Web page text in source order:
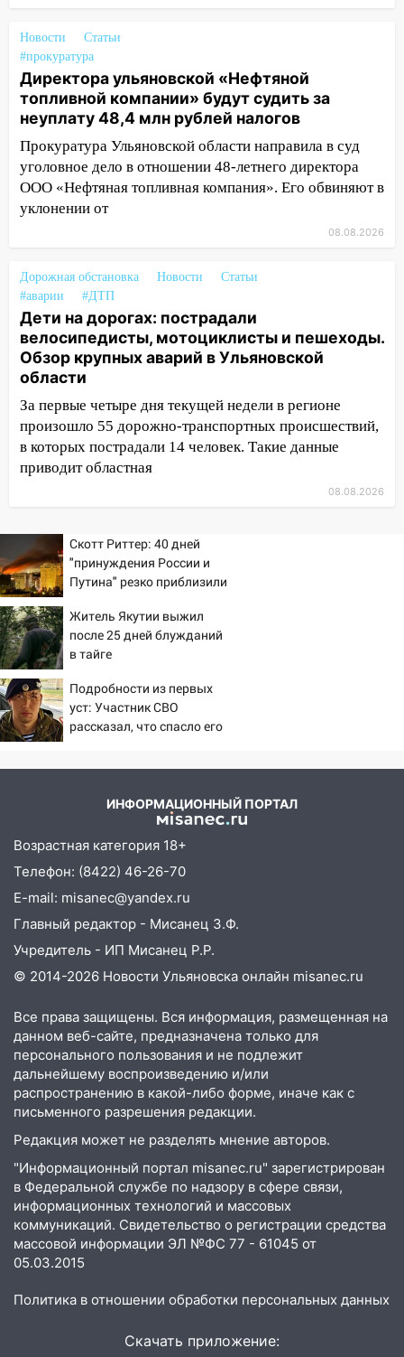
шестилетнего ребёнка на улице
Федерации: возбуждено уголовное дело
11:16 В Ульяновске ищут 37-летнего
мужчину, пропавшего ещё 19 июля
10:30
От мотофристайла до прогулки с
хаски: куда сходить в Ульяновской
области 8–9 августа
10:11 Директора ульяновской
«Нефтяной топливной компании» будут
налогов
09:28
Дети на дорогах: пострадали
велосипедисты, мотоциклисты и
пешеходы. Обзор крупных аварий в
Ульяновской области
Поджог со свечой, 16 сгоревших
домов и выстрел за водку
07:50 Какая погоды будет днем 8
августа
утра 10 августа
05:18
Судьба готовит сюрприз: гороскоп
на 8 августа — кому повезет с
деньгами, а кого ждет неожиданная
встреча
04:47
ракетную опасность: звучат сирены
07.08.2026
20:40
купить тракторы с отсрочкой платежа
В следственном управлении
состоялось торжественное
мероприятие, приуроченное к
празднованию Дня сотрудника органов
следствия Российской Федерации
19:30 Ульяновцев приглашают
поддержать «Симбирскую чебурашку»
на фестивале «ФормАРТ»
пилотным регионом проекта
«Культурное долголетие»
17:23 Прогноз погоды в Ульяновской
области на 8 августа
областной больницы поступили шесть
новых аппаратов ИВЛ
16:51 В Чердаклинском районе
ремонтируют дороги, ставят остановки
и проводят новое освещение
девять бункеров для крупногабаритного
В Ульяновске бесплатно покажут
Новости
Статьи
#прокуратура
Директора ульяновской «Нефтяной
топливной компании» будут судить за
неуплату 48,4 млн рублей налогов
Прокуратура Ульяновской области направила в суд
уголовное дело в отношении 48-летнего директора
ООО «Нефтяная топливная компания». Его обвиняют в
уклонении от
08.08.2026
Дорожная обстановка Новости
Статьи
#аварии
#ДТП
Дети на дорогах: пострадали
велосипедисты, мотоциклисты и пешеходы.
Обзор крупных аварий в Ульяновской
области
За первые четыре дня текущей недели в регионе
произошло 55 дорожно-транспортных происшествий,
в которых пострадали 14 человек. Такие данные
приводит областная
08.08.2026
Скотт Риттер: 40 дней
"принуждения России и
Путина" резко приблизили
Житель Якутии выжил
после 25 дней блужданий
в тайге
Подробности из первых
уст: Участник СВО
рассказал, что спасло его
ИНФОРМАЦИОННЫЙ ПОРТАЛ
Возрастная категория 18+
Телефон: (8422) 46-26-70
E-mail: misanec@yandex.ru
Главный редактор - Мисанец З.Ф.
Учредитель - ИП Мисанец Р.Р.
© 2014-2026 Новости Ульяновска онлайн misanec.ru
Все права защищены. Вся информация, размещенная на
данном веб-сайте, предназначена только для
персонального пользования и не подлежит
дальнейшему воспроизведению и/или
распространению в какой-либо форме, иначе как с
письменного разрешения редакции.
Редакция может не разделять мнение авторов.
"Информационный портал misanec.ru" зарегистрирован
в Федеральной службе по надзору в сфере связи,
информационных технологий и массовых
коммуникаций. Свидетельство о регистрации средства
массовой информации ЭЛ №ФС 77 - 61045 от
05.03.2015
Политика в отношении обработки персональных данных
Скачать приложение: